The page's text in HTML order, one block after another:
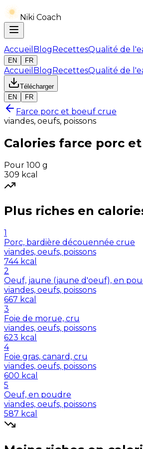
Niki Coach
Accueil BlogRecettesQualité de
EN
FR
Accueil BlogRecettesQualité de
Télécharger
EN
FR
Farce porc et boeuf crue
viandes, oeufs, poissons
Calories farce porc
Pour 100 g
309 kcal
Plus riches en
1
Porc, bardière découennée crue
viandes, oeufs, poissons
744 kcal
2
Oeuf, jaune (jaune d'oeuf), en
viandes, oeufs, poissons
667 kcal
3
Foie de morue, cru
viandes, oeufs, poissons
623 kcal
4
Foie gras, canard, cru
viandes, oeufs, poissons
600 kcal
5
Oeuf, en poudre
viandes, oeufs, poissons
587 kcal